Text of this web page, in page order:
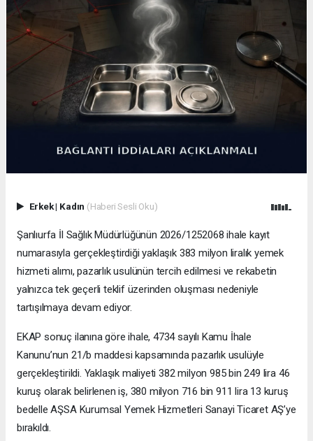
Erkek| Kadın (Haberi Sesli Oku)
Şanlıurfa İl Sağlık Müdürlüğünün 2026/1252068 ihale kayıt
numarasıyla gerçekleştirdiği yaklaşık 383 milyon liralık yemek
hizmeti alımı, pazarlık usulünün tercih edilmesi ve rekabetin
yalnızca tek geçerli teklif üzerinden oluşması nedeniyle
tartışılmaya devam ediyor.
EKAP sonuç ilanına göre ihale, 4734 sayılı Kamu İhale
Kanunu’nun 21/b maddesi kapsamında pazarlık usulüyle
gerçekleştirildi. Yaklaşık maliyeti 382 milyon 985 bin 249 lira 46
kuruş olarak belirlenen iş, 380 milyon 716 bin 911 lira 13 kuruş
bedelle AŞSA Kurumsal Yemek Hizmetleri Sanayi Ticaret AŞ’ye
bırakıldı.